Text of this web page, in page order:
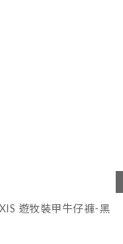
（完售）IP.AXIS 遊牧裝甲牛仔褲-黑